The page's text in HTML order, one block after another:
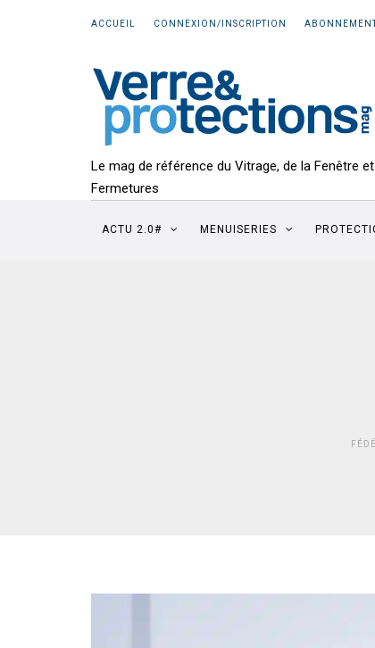
ACCUEIL CONNEXION/INSCRIPTION
Le mag de référence du Vitrage, de la Fenêtre
Fermetures
ACTU 2.0# MENUISERIES